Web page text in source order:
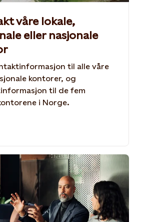
våre lokale,
eller nasjonale
til alle våre
kontorer, og
til de fem
i Norge.